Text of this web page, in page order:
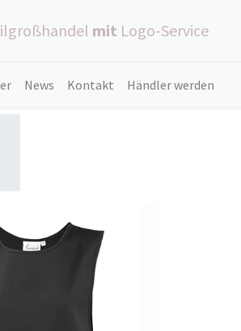
mit Logo-Service
News Kontakt Händler werden